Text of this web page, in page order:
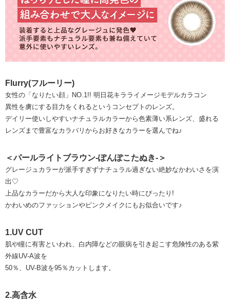
Flurry(フルーリー)
女性の「なりたい顔」NO.1!! 明日花キラライメージモデルカラコン
異性を虜にする目力をくれるというコンセプトのレンズ。
デイリー使いしやすいナチュラルカラーから色素薄い系レンズ、盛れる
レンズまで豊富なカラバリからお好きなカラーを選んでね♪
＜パールライトブラウン-ぽんぽこたぬき-＞
グレージュカラーが派手すぎずナチュラル過ぎない絶妙なかわいさを演
出♡
上品なカラーだから大人な印象になりたい時にぴったり!
かわいめのファッションやピンクメイクにもお似合いです♪
1.UV CUT
肌や瞳に有害といわれ、白内障などの眼病を引き起こす危険性のある紫
外線UV-A波を
50％、UV-B波を95％カットします。
2.高含水